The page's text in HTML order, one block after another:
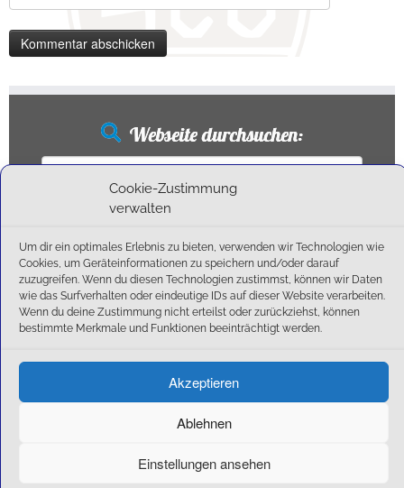
Cookie-Zustimmung
verwalten
Um dir ein optimales Erlebnis zu bieten, verwenden wir Technologien wie
Cookies, um Geräteinformationen zu speichern und/oder darauf
zuzugreifen. Wenn du diesen Technologien zustimmst, können wir Daten
wie das Surfverhalten oder eindeutige IDs auf dieser Website verarbeiten.
Wenn du deine Zustimmung nicht erteilst oder zurückziehst, können
bestimmte Merkmale und Funktionen beeinträchtigt werden.
Akzeptieren
Ablehnen
Einstellungen ansehen
Webseite durchsuchen:
Suchen
Neueste Beiträge
Ballschule erweitert!
6:1-Triumph im Heimfinale: Der SC Olching schießt sich zurück in die Landesliga!
Außensaison 2025
Start am 01. September!
SC Olching e.V.·Präsentiert von